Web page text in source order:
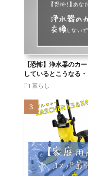
【恐怖】浄水器のカ
しているとこうなる・
暮らし